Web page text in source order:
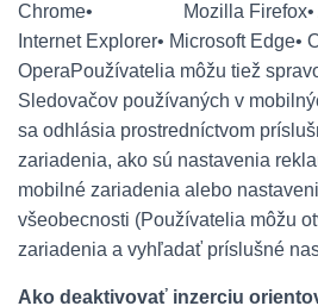
Chrome• Mozilla Firefox
Internet Explorer• Microsoft Edge•
OperaPoužívatelia môžu tiež
Sledovačov používaných v
sa odhlásia prostredníctvom
zariadenia, ako sú nastavenia
mobilné zariadenia alebo
všeobecnosti (Používatelia môžu
zariadenia a vyhľadať príslušné
Ako deaktivovať inzerciu